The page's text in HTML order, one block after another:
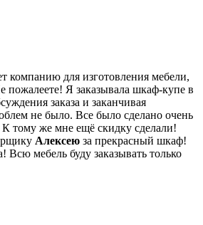
компанию для изготовления мебели,
Я заказывала шкаф-купе в
заказа и заканчивая
не было. Все было сделано очень
К тому же мне ещё скидку сделали!
Алексею за прекрасный шкаф!
Всю мебель буду заказывать только